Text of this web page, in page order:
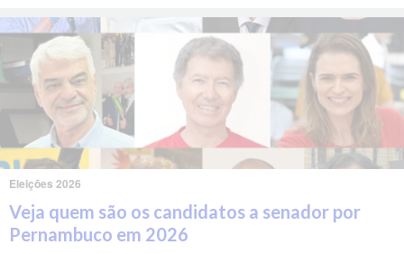
Eleições 2026
Veja quem são os candidatos a senador por
Pernambuco em 2026